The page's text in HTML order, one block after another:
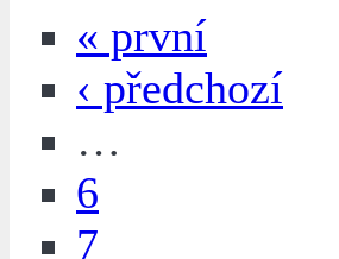
« první
‹ předchozí
…
6
7